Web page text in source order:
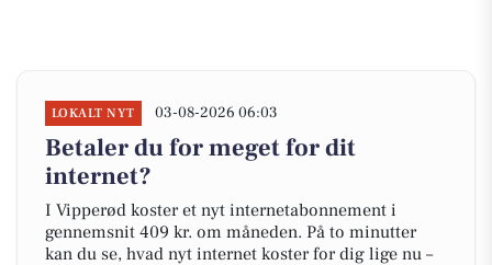
LOKALT NYT 03-08-2026 06:03
Betaler du for meget for dit
internet?
I Vipperød koster et nyt internetabonnement i
gennemsnit 409 kr. om måneden. På to minutter
kan du se, hvad nyt internet koster for dig lige nu –